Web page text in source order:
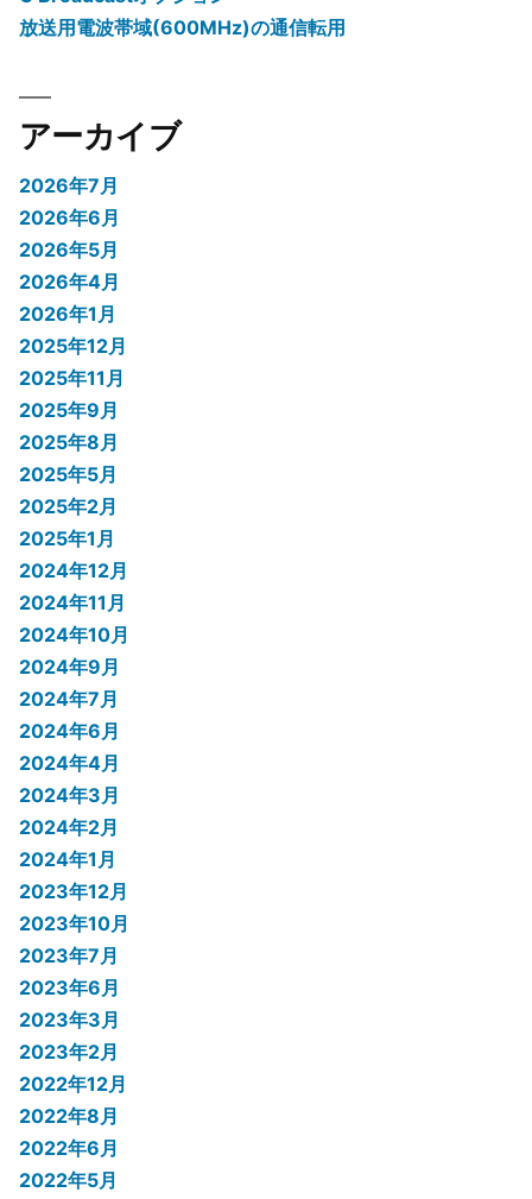
放送用電波帯域(600MHz)の通信転用
アーカイブ
2026年7月
2026年6月
2026年5月
2026年4月
2026年1月
2025年12月
2025年11月
2025年9月
2025年8月
2025年5月
2025年2月
2025年1月
2024年12月
2024年11月
2024年10月
2024年9月
2024年7月
2024年6月
2024年4月
2024年3月
2024年2月
2024年1月
2023年12月
2023年10月
2023年7月
2023年6月
2023年3月
2023年2月
2022年12月
2022年8月
2022年6月
2022年5月